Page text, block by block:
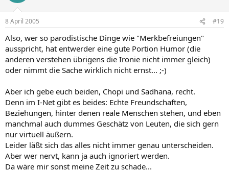
8 April 2005 #19
Also, wer so parodistische Dinge wie "Merkbefreiungen"
ausspricht, hat entwerder eine gute Portion Humor (die
anderen verstehen übrigens die Ironie nicht immer gleich)
oder nimmt die Sache wirklich nicht ernst... ;-)
Aber ich gebe euch beiden, Chopi und Sadhana, recht.
Denn im I-Net gibt es beides: Echte Freundschaften,
Beziehungen, hinter denen reale Menschen stehen, und eben
manchmal auch dummes Geschätz von Leuten, die sich gern
nur virtuell äußern.
Leider läßt sich das alles nicht immer genau unterscheiden.
Aber wer nervt, kann ja auch ignoriert werden.
Da wäre mir sonst meine Zeit zu schade...